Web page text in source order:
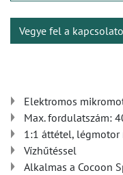
Vegye fel a
Elektromos
Max. fordulatszám:
1:1 áttétel,
Vízhűtéssel
Alkalmas a Cocoon